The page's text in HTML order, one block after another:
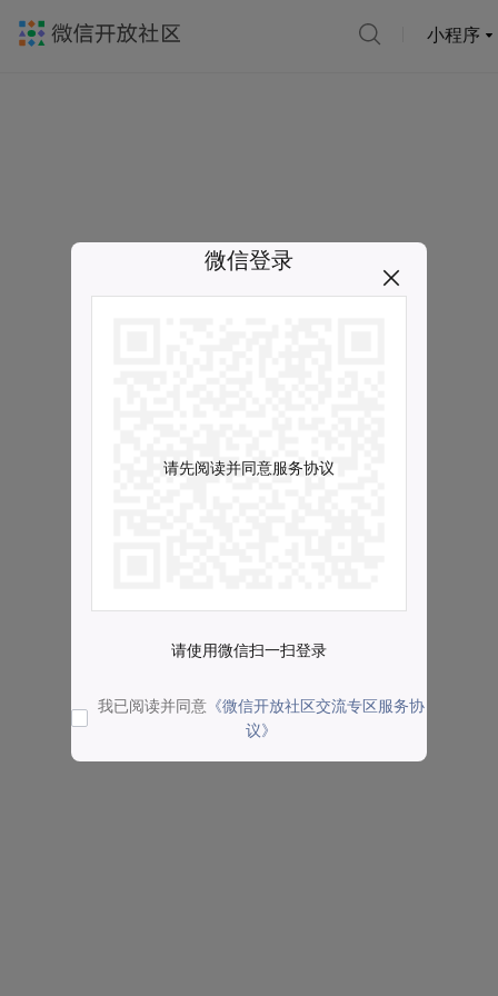
小程序
微信登录
请先阅读并同意服务协议
请使用微信扫一扫登录
我已阅读并同意 《微信开放社区交流专区服务协
议》